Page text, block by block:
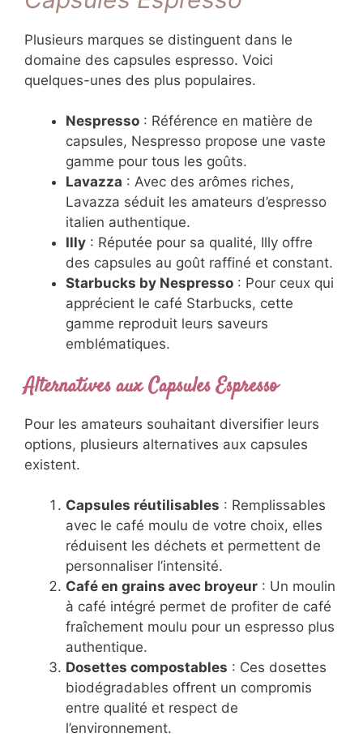
Plusieurs marques se distinguent dans le
domaine des capsules espresso. Voici
quelques-unes des plus populaires.
Nespresso : Référence en matière de
capsules, Nespresso propose une vaste
gamme pour tous les goûts.
Lavazza : Avec des arômes riches,
Lavazza séduit les amateurs d’espresso
italien authentique.
Illy : Réputée pour sa qualité, Illy offre
des capsules au goût raffiné et constant.
Starbucks by Nespresso : Pour ceux qui
apprécient le café Starbucks, cette
gamme reproduit leurs saveurs
emblématiques.
Alternatives aux Capsules Espresso
Pour les amateurs souhaitant diversifier leurs
options, plusieurs alternatives aux capsules
existent.
Capsules réutilisables : Remplissables
avec le café moulu de votre choix, elles
réduisent les déchets et permettent de
personnaliser l’intensité.
Café en grains avec broyeur : Un moulin
à café intégré permet de profiter de café
fraîchement moulu pour un espresso plus
authentique.
Dosettes compostables : Ces dosettes
biodégradables offrent un compromis
entre qualité et respect de
l’environnement.